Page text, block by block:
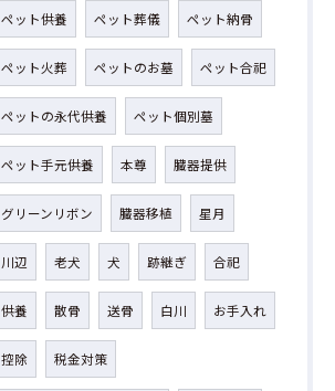
ペット供養 ペット葬儀 ペット納骨
ペット火葬 ペットのお墓 ペット合祀
ペットの永代供養 ペット個別墓
ペット手元供養 本尊 臓器提供
グリーンリボン 臓器移植 星月
川辺 老犬 犬 跡継ぎ 合祀
供養 散骨 送骨 白川 お手入れ
控除 税金対策